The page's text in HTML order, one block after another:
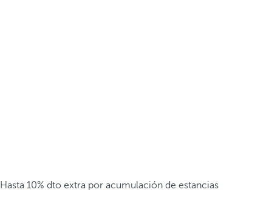
Hasta 10% dto extra por acumulación de estancias